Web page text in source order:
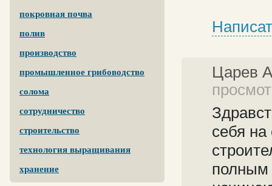
покровная почва
полив
производство
промышленное грибоводство
солома
сотрудничество
строительство
технология выращивания
хранение
Царев
себя
полным